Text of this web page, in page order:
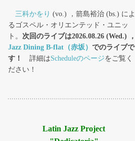
三科かをり (vo.) ，箭島裕治 (bs.) によ
るゴスペル・オリエンテッド・ユニッ
ト。 次回のライブは2026.08.26 (Wed.) ，
Jazz Dining B-flat（赤坂） でのライブで
す！
詳細はScheduleのページをご覧く
ださい！
Latin Jazz Project